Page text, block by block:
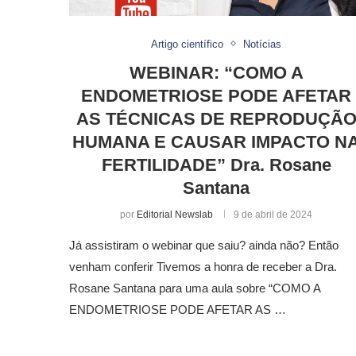
Artigo científico Notícias
WEBINAR: “COMO A
ENDOMETRIOSE PODE AFETAR
AS TÉCNICAS DE REPRODUÇÃO
HUMANA E CAUSAR IMPACTO
FERTILIDADE” Dra. Rosane
Santana
por Editorial Newslab 9 de abril de 2024
Já assistiram o webinar que saiu? ainda não? Então
venham conferir Tivemos a honra de receber a Dra.
Rosane Santana para uma aula sobre “COMO A
ENDOMETRIOSE PODE AFETAR AS …